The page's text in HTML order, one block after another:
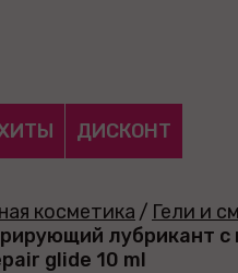
ДИСКОНТ
косметика / Гели и
лубрикант с
glide 10 ml